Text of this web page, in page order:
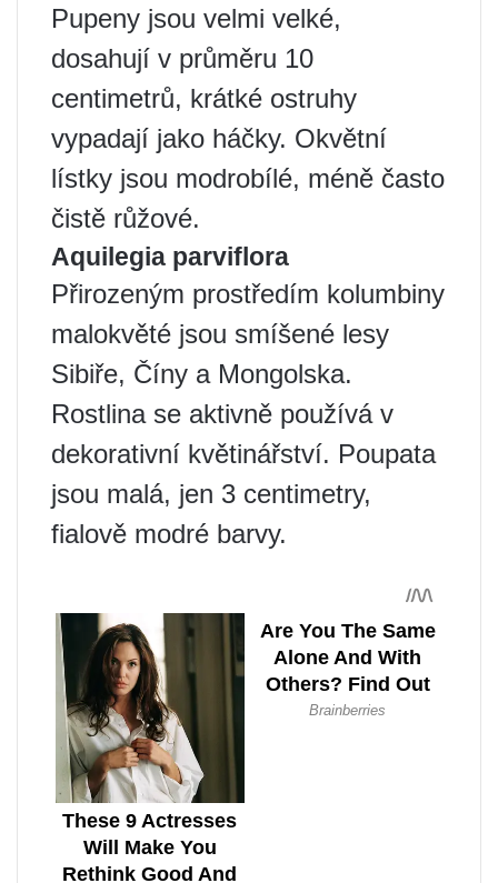
Pupeny jsou velmi velké,
dosahují v průměru 10
centimetrů, krátké ostruhy
vypadají jako háčky. Okvětní
lístky jsou modrobílé, méně často
čistě růžové.
Aquilegia parviflora
Přirozeným prostředím kolumbiny
malokvěté jsou smíšené lesy
Sibiře, Číny a Mongolska.
Rostlina se aktivně používá v
dekorativní květinářství. Poupata
jsou malá, jen 3 centimetry,
fialově modré barvy.